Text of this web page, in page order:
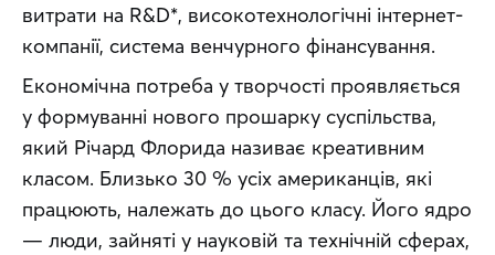
витрати на R&D*, високотехнологічні інтернет-
компанії, система венчурного фінансування.
Економічна потреба у творчості проявляється
у формуванні нового прошарку суспільства,
який Річард Флорида називає креативним
класом. Близько 30 % усіх американців, які
працюють, належать до цього класу. Його ядро
​​— люди, зайняті у науковій та технічній сферах,